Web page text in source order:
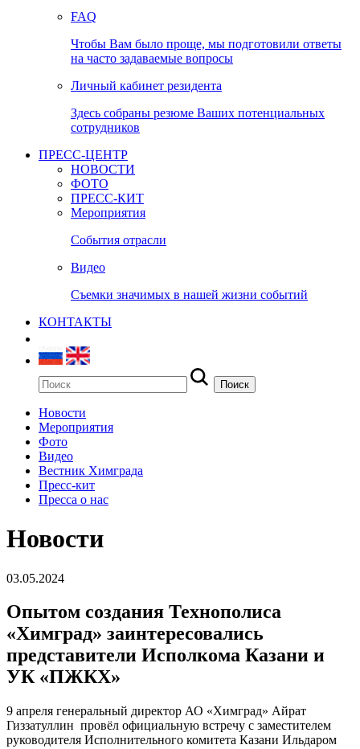
FAQ
Чтобы Вам было проще, мы подготовили ответы
на часто задаваемые вопросы
Личный кабинет резидента
Здесь собраны резюме Ваших потенциальных
сотрудников
ПРЕСС-ЦЕНТР
НОВОСТИ
ФОТО
ПРЕСС-КИТ
Мероприятия
События отрасли
Видео
Съемки значимых в нашей жизни событий
КОНТАКТЫ
Новости
Мероприятия
Фото
Видео
Вестник Химграда
Пресс-кит
Пресса о нас
Новости
03.05.2024
Опытом создания Технополиса
«Химград» заинтересовались
представители Исполкома Казани и
УК «ПЖКХ»
9 апреля генеральный директор АО «Химград» Айрат
Гиззатуллин провёл официальную встречу с заместителем
руководителя Исполнительного комитета Казани Ильдаром